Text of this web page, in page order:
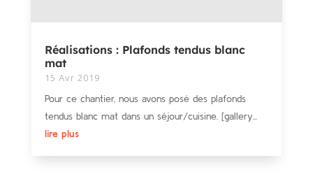
Réalisations : Plafonds tendus blanc
mat
15 Avr 2019
Pour ce chantier, nous avons posé des plafonds
tendus blanc mat dans un séjour/cuisine. [gallery...
lire plus